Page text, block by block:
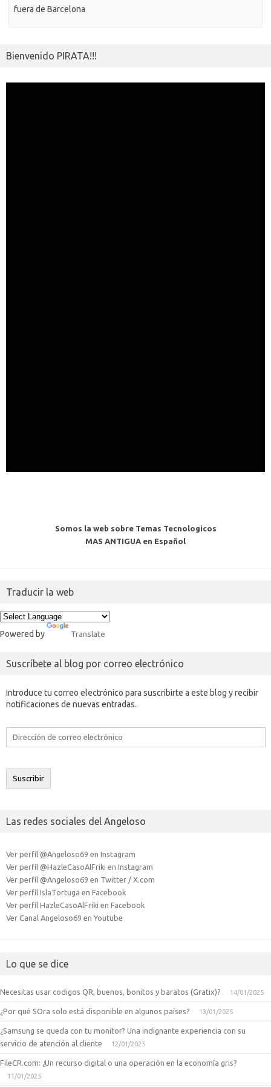
fuera de Barcelona
Bienvenido PIRATA!!!
Somos la web sobre Temas Tecnologicos
MAS ANTIGUA en Español
Traducir la web
Powered by Translate
Suscríbete al blog por correo electrónico
Introduce tu correo electrónico para suscribirte a este blog y recibir
notificaciones de nuevas entradas.
Dirección
electrónico
Suscribir
Las redes sociales del Angeloso
Ver perfil @Angeloso69 en Instagram
Ver perfil @HazleCasoAlFriki en Instagram
Ver perfil @Angeloso69 en Twitter / X.com
Ver perfil IslaTortuga en Facebook
Ver perfil HazleCasoAlFriki en Facebook
Ver Canal Angeloso69 en Youtube
Lo que se dice
Necesitas usar codigos QR, buenos, bonitos y baratos (Gratix)? 14/01/2025
¿Por qué SOra solo está disponible en algunos países? 13/01/2025
¿Samsung se queda con tu monitor? Una indignante experiencia con su
servicio de atención al cliente
12/01/2025
FileCR.com: ¿Un recurso digital o una operación en la economía gris?
11/01/2025